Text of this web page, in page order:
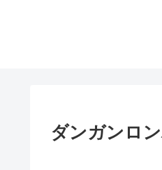
ダンガンロ